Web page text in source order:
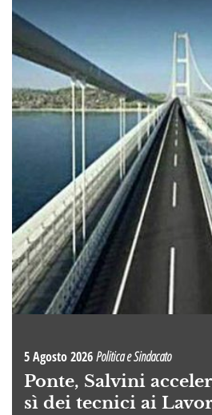
5 Agosto 2026Politica e Sindacato
Ponte, Salvini
sì dei tecnici ai